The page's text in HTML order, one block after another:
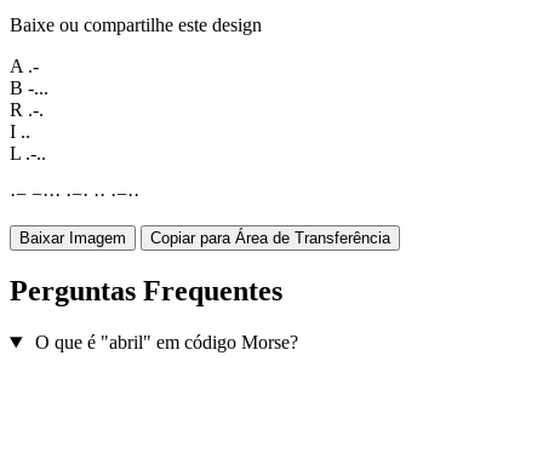
Baixe ou compartilhe este design
A .-
B -...
R .-.
I ..
L .-..
·− −··· ·−· ·· ·−··
Baixar Imagem Copiar para Área de Transferência
Perguntas Frequentes
O que é "abril" em código Morse?